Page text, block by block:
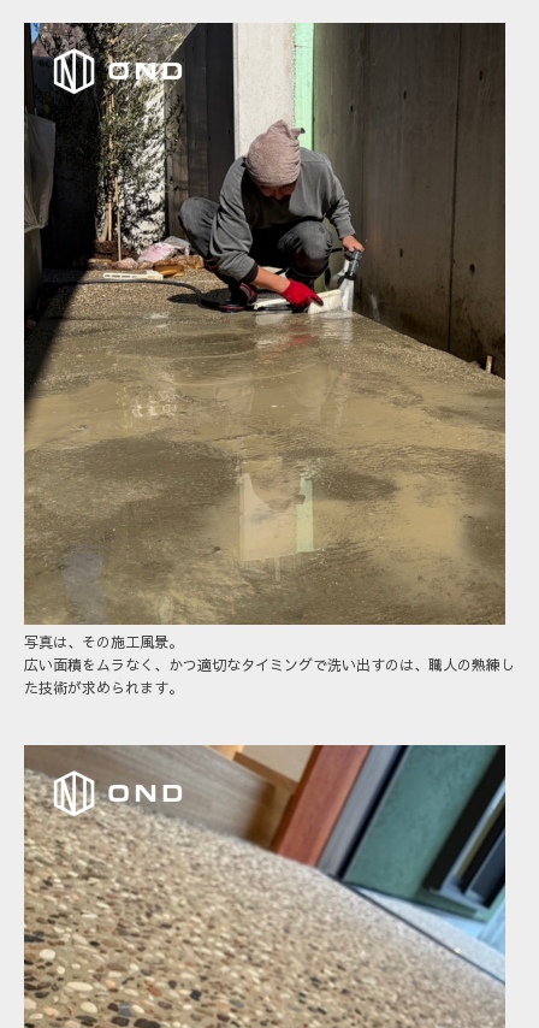
写真は、その施工風景。
広い面積をムラなく、かつ適切なタイミングで洗い出すのは、職人の熟練し
た技術が求められます。